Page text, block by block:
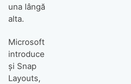
una lângă
alta.
Microsoft
introduce
și Snap
Layouts,